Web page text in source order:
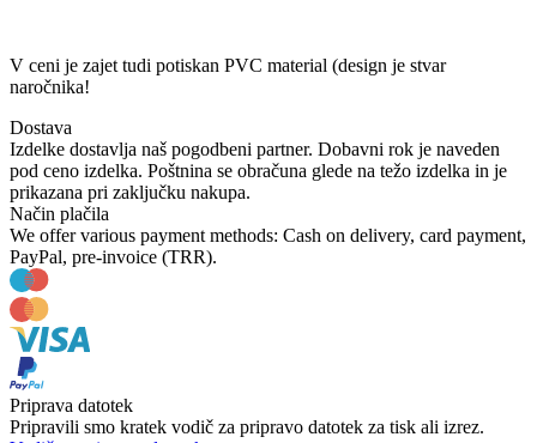
V ceni je zajet tudi potiskan PVC material (design je stvar
naročnika!
Dostava
Izdelke dostavlja naš pogodbeni partner. Dobavni rok je naveden
pod ceno izdelka. Poštnina se obračuna glede na težo izdelka in je
prikazana pri zaključku nakupa.
Način plačila
We offer various payment methods: Cash on delivery, card payment,
PayPal, pre-invoice (TRR).
Priprava datotek
Pripravili smo kratek vodič za pripravo datotek za tisk ali izrez.